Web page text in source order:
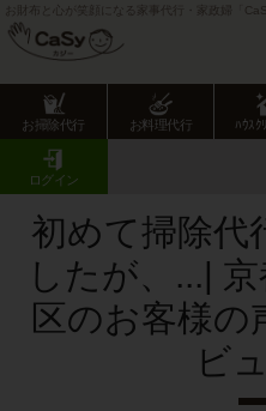
お財布と心が笑顔になる家事代行・家政婦「
お掃除代行 お料理代行 ﾊｳｽｸ
ログイン
CaSy TOP
お客様の声･口コミ詳細
初めて掃除代
したが、...|
区のお客様の
ビ